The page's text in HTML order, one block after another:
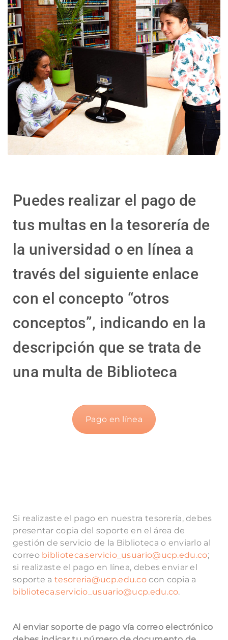
Puedes realizar el pago de
tus multas en la tesorería de
la universidad o en línea a
través del siguiente enlace
con el concepto “otros
conceptos”, indicando en la
descripción que se trata de
una multa de Biblioteca
Pago en línea
Si realizaste el pago en nuestra tesorería, debes
presentar copia del soporte en el área de
gestión de servicio de la Biblioteca o enviarlo al
correo biblioteca.servicio_usuario@ucp.edu.co;
si realizaste el pago en línea, debes enviar el
soporte atesoreria@ucp.edu.co con copia a
biblioteca.servicio_usuario@ucp.edu.co.
Al enviar soporte de pago vía correo electrónico